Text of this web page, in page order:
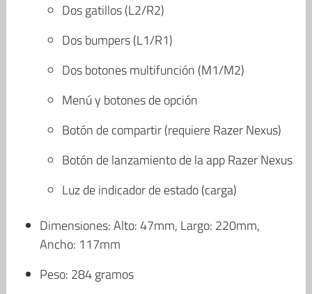
Dos gatillos (L2/R2)
Dos bumpers (L1/R1)
Dos botones multifunción (M1/M2)
Menú y botones de opción
Botón de compartir (requiere Razer Nexus)
Botón de lanzamiento de la app Razer Nexus
Luz de indicador de estado (carga)
Dimensiones: Alto: 47mm, Largo: 220mm,
Ancho: 117mm
Peso: 284 gramos